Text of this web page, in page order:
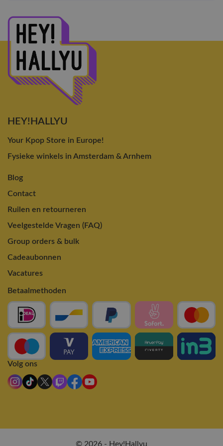
HEY!HALLYU
Your Kpop Store in Europe!
Fysieke winkels in Amsterdam & Arnhem
Blog
Contact
Ruilen en retourneren
Veelgestelde Vragen (FAQ)
Group orders & bulk
Cadeaubonnen
Vacatures
Betaalmethoden
Volg ons
© 2026 - Hey!Hallyu